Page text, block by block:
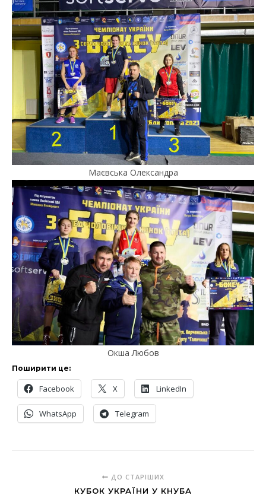
Маєвська Олександра
Окша Любов
Поширити це:
Facebook X LinkedIn
WhatsApp Telegram
ДО СТАРІШИХ
КУБОК УКРАЇНИ У КНУБА